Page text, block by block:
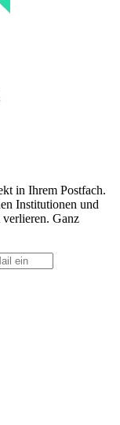
in Ihrem Postfach.
Institutionen und
Ganz